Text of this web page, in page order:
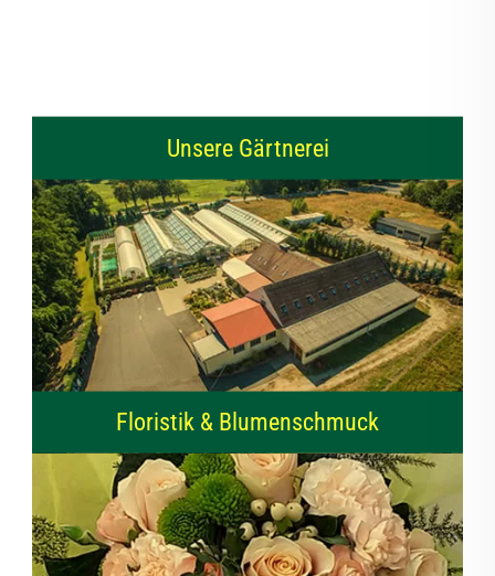
Unsere Gärtnerei
Floristik & Blumenschmuck